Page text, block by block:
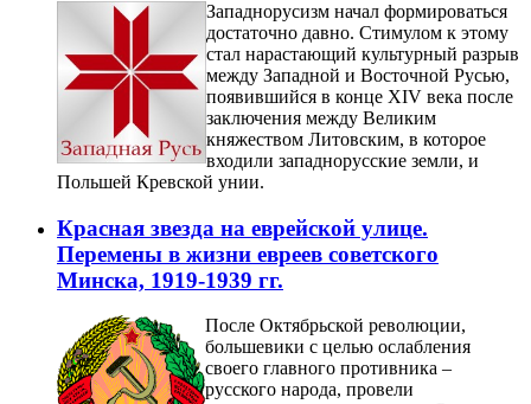
Западнорусизм начал формироваться
достаточно давно. Стимулом к этому
стал нарастающий культурный разрыв
между Западной и Восточной Русью,
появившийся в конце XIV века после
заключения между Великим
княжеством Литовским, в которое
входили западнорусские земли, и
Польшей Кревской унии.
Красная звезда на еврейской улице.
Перемены в жизни евреев советского
Минска, 1919-1939 гг.
После Октябрьской революции,
большевики с целью ослабления
своего главного противника –
русского народа, провели